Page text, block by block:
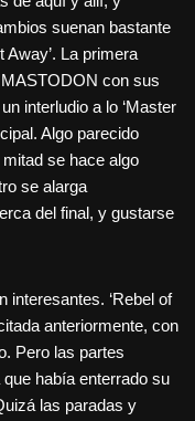
suenan bastante
Away’. La primera
con sus
interludio a lo ‘Master
Algo parecido
mitad se hace algo
se alarga
del final, y gustarse
interesantes. ‘Rebel of
anteriormente, con
Pero las partes
había enterrado su
las paradas y